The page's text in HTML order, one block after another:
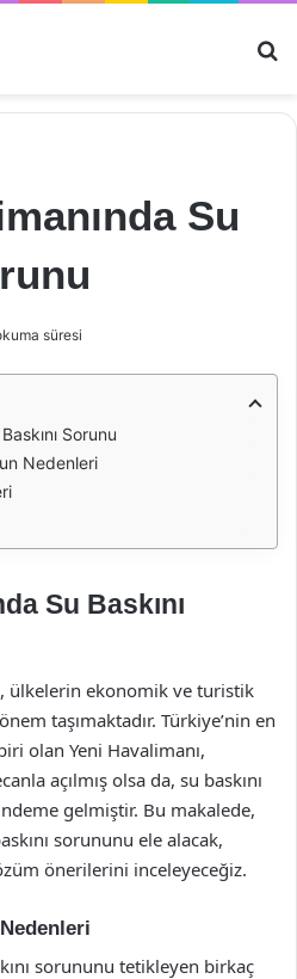
Su
süresi
Sorunu
Nedenleri
Su Baskını
ülkelerin ekonomik ve turistik
taşımaktadır. Türkiye’nin en
olan Yeni Havalimanı,
açılmış olsa da, su baskını
gelmiştir. Bu makalede,
sorununu ele alacak,
önerilerini inceleyeceğiz.
sorununu tetikleyen birkaç